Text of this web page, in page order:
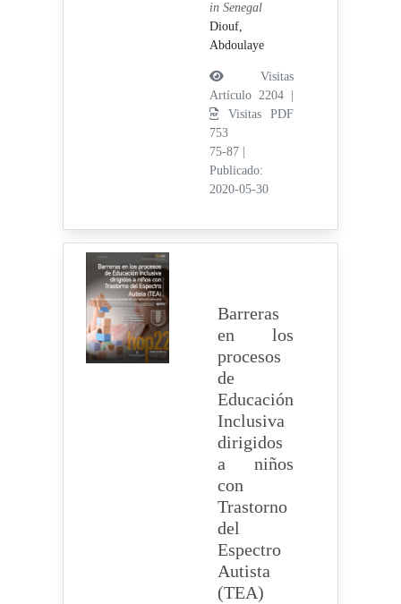
in Senegal
Diouf,
Abdoulaye
Visitas
Artículo 2204 |
Visitas PDF
753
75-87
Publicado:
2020-05-30
Barreras
en los
procesos
de
Educación
Inclusiva
dirigidos
a niños
con
Trastorno
del
Espectro
Autista
(TEA)